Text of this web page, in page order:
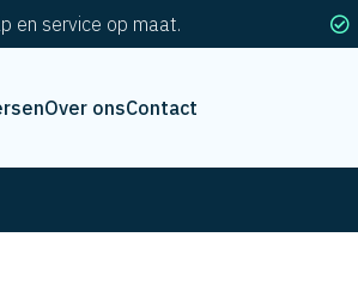
en service op maat.
Over onsContact